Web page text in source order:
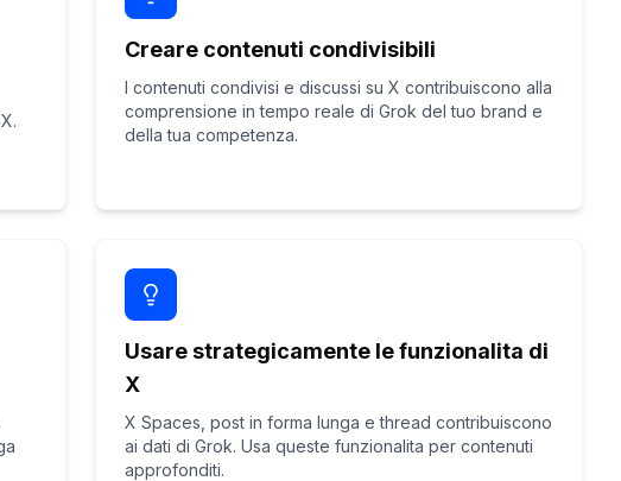
Creare contenuti condivisibili
I contenuti condivisi e discussi su X contribuiscono alla
comprensione in tempo reale di Grok del tuo brand e
della tua competenza.
Usare strategicamente le funzionalita di
X
X Spaces, post in forma lunga e thread contribuiscono
ai dati di Grok. Usa queste funzionalita per contenuti
approfonditi.